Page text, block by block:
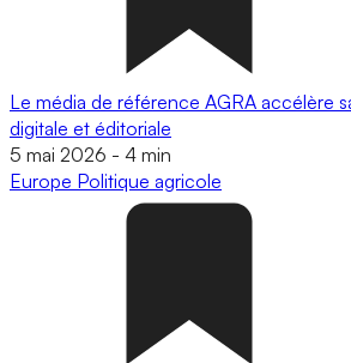
Le média de référence AGRA accélère
digitale et éditoriale
5 mai 2026 - 4 min
Europe Politique agricole